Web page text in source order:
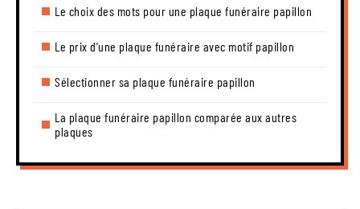
Le choix des mots pour une plaque funéraire papillon
Le prix d’une plaque funéraire avec motif papillon
Sélectionner sa plaque funéraire papillon
La plaque funéraire papillon comparée aux autres
plaques